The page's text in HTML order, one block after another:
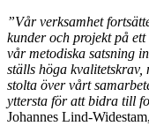
”Vår verksamhet
kunder och projekt på
vår metodiska satsning
ställs höga
stolta över vårt
yttersta för att bidra till
Johannes Lind-